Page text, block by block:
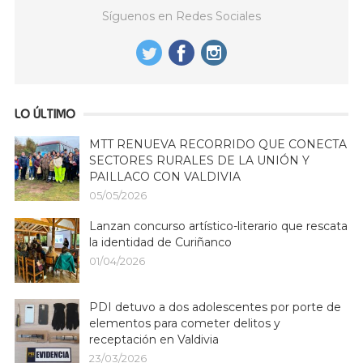
Síguenos en Redes Sociales
LO ÚLTIMO
MTT RENUEVA RECORRIDO QUE CONECTA
SECTORES RURALES DE LA UNIÓN Y
PAILLACO CON VALDIVIA
05/05/2026
Lanzan concurso artístico-literario que rescata
la identidad de Curiñanco
01/04/2026
PDI detuvo a dos adolescentes por porte de
elementos para cometer delitos y
receptación en Valdivia
23/03/2026